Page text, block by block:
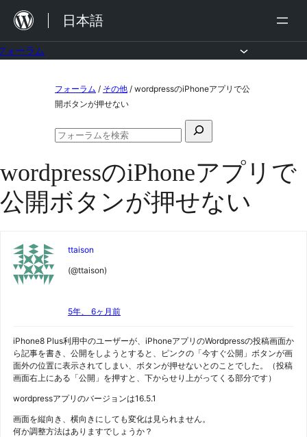
を
日本語
ォーラム
ス
フォーラム / その他 / wordpressのiPhoneアプリで公
開ボタンが押せない
検
対
象:
フ
ー
ラ
ム
の
wordpressのiPhoneアプリで
公開ボタンが押せない
ttaison
(@ttaison)
5年、 6ヶ月前
iPhone8 Plus利用中のユーザーが、iPhoneアプリのWordpressの投稿画面か
ら記事を書き、公開をしようとすると、ピンクの「今すぐ公開」ボタンが画
面外の位置に表示されてしまい、ボタンが押せないとのことでした。（投稿
画面右上にある「公開」を押すと、下からせり上がってくる部分です）
wordpressアプリのバージョンは16.5.1
画面を縦向き、横向きにしても変化は見られません。
何か調整方法はありますでしょうか？